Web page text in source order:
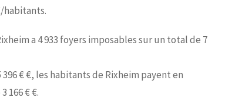
habitants.
a 4 933 foyers imposables sur un total de 7
€ €, les habitants de Rixheim payent en
166 € €.